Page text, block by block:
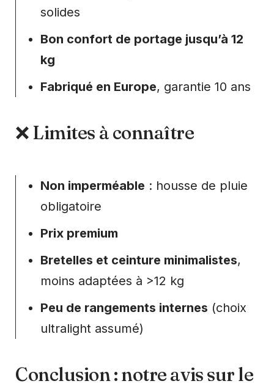
solides
Bon confort de portage jusqu’à 12
kg
Fabriqué en Europe, garantie 10 ans
❌ Limites à connaître
Non imperméable : housse de pluie
obligatoire
Prix premium
Bretelles et ceinture minimalistes,
moins adaptées à >12 kg
Peu de rangements internes (choix
ultralight assumé)
Conclusion : notre avis sur le